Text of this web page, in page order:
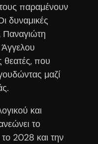
παραμένουν
δυναμικές
Παναγιώτη
Άγγελου
που
μαζί
και
το
το 2028 και την